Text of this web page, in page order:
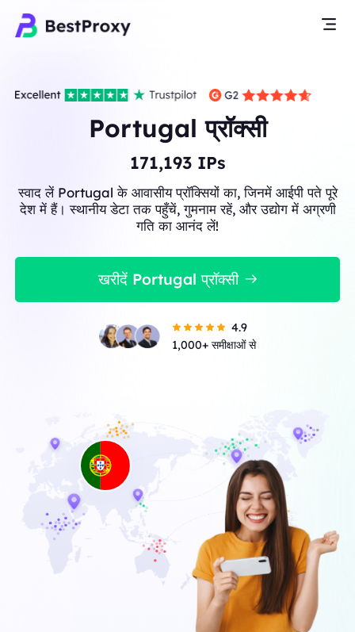
Portugal प्रॉक्सी
171,193IPs
स्वाद लें Portugal के आवासीय प्रॉक्सियों का, जिनमें आईपी पते पूरे
देश में हैं। स्थानीय डेटा तक पहुँचें, गुमनाम रहें, और उद्योग में अग्रणी
गति का आनंद लें!
खरीदें Portugal प्रॉक्सी
4.9
1,000+ समीक्षाओं से